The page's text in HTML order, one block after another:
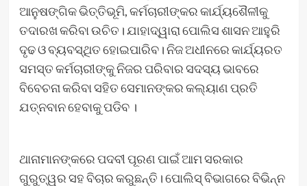
ଆନୁଷଙ୍ଗିକ ଭିତ୍ତିଭୂମି, କର୍ମଚାରୀଙ୍କର କାର୍ଯ୍ୟଶୈଳୀକୁ
ତଦାରଖ କରିବା ଉଚିତ। ଯାହାଦ୍ୱାରା ପୋଲିସ ଶାସନ ଆହୁରି
ଦୃଢ ଓ ବ୍ୟବସ୍ଥିତ ହୋଇପାରିବ। ନିଜ ଅଧୀନରେ କାର୍ଯ୍ୟରତ
ସମସ୍ତ କର୍ମଚାରୀଙ୍କୁ ନିଜର ପରିବାର ସଦସ୍ୟ ଭାବରେ
ବିବେଚନା କରିବା ସହିତ ସେମାନଙ୍କର କଲ୍ୟାଣ ପ୍ରତି
ଯତ୍ନବାନ ହେବାକୁ ପଡିବ ।
ଥାନାମାନଙ୍କରେ ପଦବୀ ପୂରଣ ପାଇଁ ଆମ ସରକାର
ଗୁରୁତ୍ୱର ସହ ବିଚାର କରୁଛନ୍ତି। ପୋଲିସ୍ ବିଭାଗରେ ବିଭିନ୍ନ